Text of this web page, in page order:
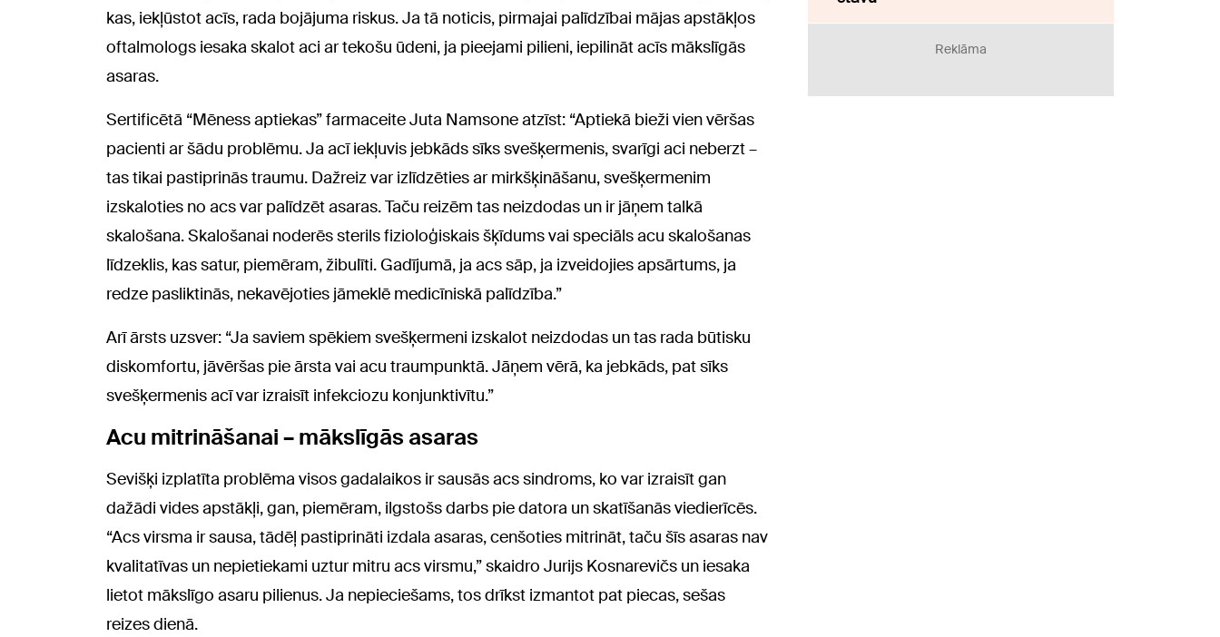
kas, iekļūstot acīs, rada bojājuma riskus. Ja tā noticis, pirmajai palīdzībai mājas apstākļos
oftalmologs iesaka skalot aci ar tekošu ūdeni, ja pieejami pilieni, iepilināt acīs mākslīgās
asaras.
Sertificētā “Mēness aptiekas” farmaceite Juta Namsone atzīst: “Aptiekā bieži vien vēršas
pacienti ar šādu problēmu. Ja acī iekļuvis jebkāds sīks svešķermenis, svarīgi aci neberzt –
tas tikai pastiprinās traumu. Dažreiz var izlīdzēties ar mirkšķināšanu, svešķermenim
izskaloties no acs var palīdzēt asaras. Taču reizēm tas neizdodas un ir jāņem talkā
skalošana. Skalošanai noderēs sterils fizioloģiskais šķīdums vai speciāls acu skalošanas
līdzeklis, kas satur, piemēram, žibulīti. Gadījumā, ja acs sāp, ja izveidojies apsārtums, ja
redze pasliktinās, nekavējoties jāmeklē medicīniskā palīdzība.”
Arī ārsts uzsver: “Ja saviem spēkiem svešķermeni izskalot neizdodas un tas rada būtisku
diskomfortu, jāvēršas pie ārsta vai acu traumpunktā. Jāņem vērā, ka jebkāds, pat sīks
svešķermenis acī var izraisīt infekciozu konjunktivītu.”
Acu mitrināšanai – mākslīgās asaras
Sevišķi izplatīta problēma visos gadalaikos ir sausās acs sindroms, ko var izraisīt gan
dažādi vides apstākļi, gan, piemēram, ilgstošs darbs pie datora un skatīšanās viedierīcēs.
“Acs virsma ir sausa, tādēļ pastiprināti izdala asaras, cenšoties mitrināt, taču šīs asaras nav
kvalitatīvas un nepietiekami uztur mitru acs virsmu,” skaidro Jurijs Kosnarevičs un iesaka
lietot mākslīgo asaru pilienus. Ja nepieciešams, tos drīkst izmantot pat piecas, sešas
reizes dienā.
Reklāma